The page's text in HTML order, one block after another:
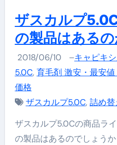
ザスカルプ
の製品はあるの
2018/06/10 –キャピキ
5.0C, 育毛剤 激安・最安
価格
ザスカルプ5.0C, 詰め替
ザスカルプ5.0Cの商品ラインナップに詰め替え用
の製品はあるのでしょう